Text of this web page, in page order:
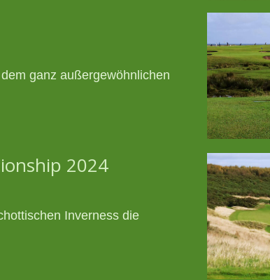
ganz außergewöhnlichen
2024
Inverness die